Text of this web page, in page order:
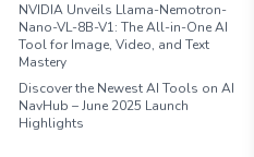
NVIDIA Unveils Llama-Nemotron-
Nano-VL-8B-V1: The All-in-One AI
Tool for Image, Video, and Text
Mastery
Discover the Newest AI Tools on AI
NavHub – June 2025 Launch
Highlights